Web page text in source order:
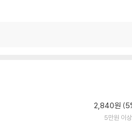
2,840원
5만원 이